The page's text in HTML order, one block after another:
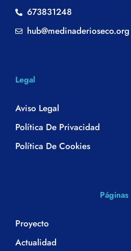
673831248
hub@medinaderioseco.org
Legal
Aviso Legal
Política De Privacidad
Política De Cookies
Páginas
Proyecto
Actualidad